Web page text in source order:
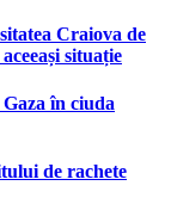
Craiova de
situație
în ciuda
de rachete